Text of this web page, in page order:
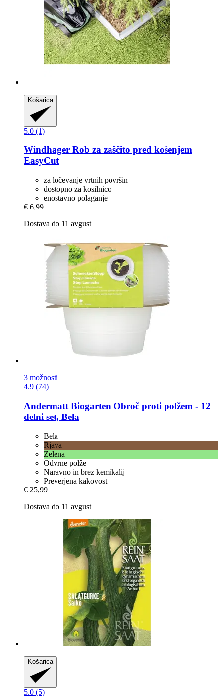
Košarica
5.0 (1)
Windhager Rob za zaščito pred košenjem
EasyCut
za ločevanje vrtnih površin
dostopno za kosilnico
enostavno polaganje
€ 6,99
Dostava do 11 avgust
3 možnosti
4.9 (74)
Andermatt Biogarten Obroč proti polžem -​ 12
delni set, Bela
Bela
Rjava
Zelena
Odvrne polže
Naravno in brez kemikalij
Preverjena kakovost
€ 25,99
Dostava do 11 avgust
Košarica
5.0 (5)